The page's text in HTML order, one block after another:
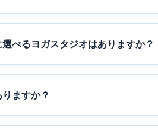
べるヨガスタジオはありますか？
ますか？